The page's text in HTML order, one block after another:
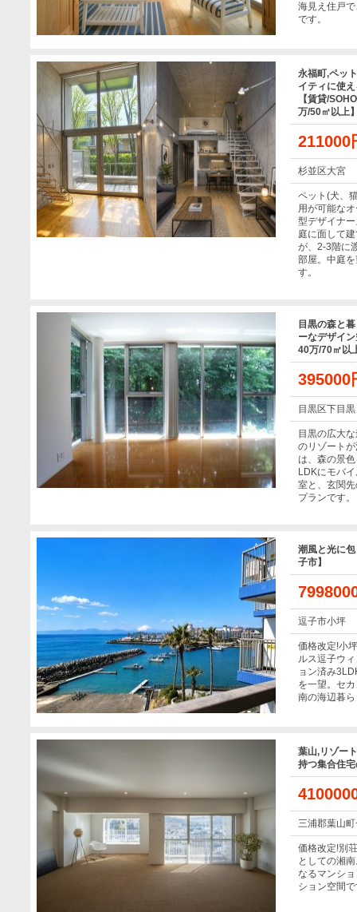
海見え住戸
です。
永福町,ペッ
イティに使
【賃貸/
万/50㎡以上
杉並区大宮
ペット(犬、
用が可能な
型デザイナ
庭に面して
が、2-3階に
部屋。中庭
す。
目黒の森と
ーなデザイ
40万/70㎡以
目黒区下目黒
目黒の広大
のリゾート
は、森の景
LDKにモバ
室と、玄関
プランです。
潮風と光に
子市】
逗子市小坪
価格改定!小
ルス逗子ウ
ョン済み
を一望。セ
南の海辺暮
葉山,リゾー
持つ集合住
三浦郡葉山
価格改定!別
としての湘
なるマンシ
ション空間